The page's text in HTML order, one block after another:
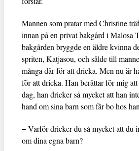
Mannen som pratar med Christine
innan på en privat bakgård i Malosa
bakgården bryggde en äldre kvinna
spriten, Katjasou, och sålde till
många där för att dricka. Men nu är
för att dricka. Han berättar för mig
dag, han dricker så mycket att han
hand om sina barn som får bo hos
− Varför dricker du så mycket att du
om dina egna barn?